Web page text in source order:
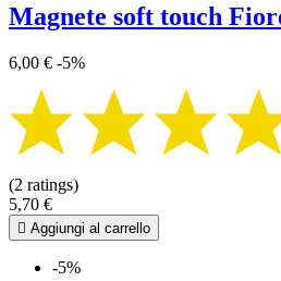
Magnete soft touch
6,00 € -5%
(2 ratings)
5,70 €
 Aggiungi al carrello
-5%